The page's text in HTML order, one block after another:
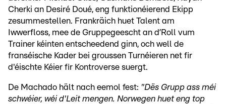
Cherki an Desiré Doué, eng funktionéierend Ekipp
zesummestellen. Frankräich huet Talent am
Iwwerfloss, mee de Gruppegeescht an d’Roll vum
Trainer kéinten entscheedend ginn, och well de
franséische Kader bei groussen Turnéieren net fir
d'éischte Kéier fir Kontroverse suergt.
De Machado hält nach eemol fest: "Dës Grupp ass méi
schwéier, wéi d'Leit mengen. Norwegen huet eng top